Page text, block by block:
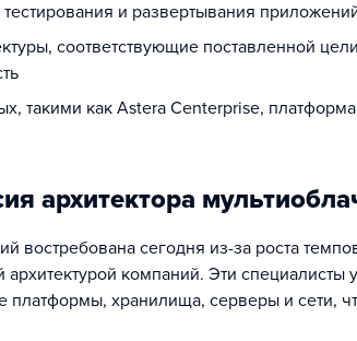
и развертывания
соответствующие поставленной
такими как Astera Centerprise,
архитектора
востребована сегодня из-за роста
компаний. Эти специалисты
платформы, хранилища, серверы и сети,